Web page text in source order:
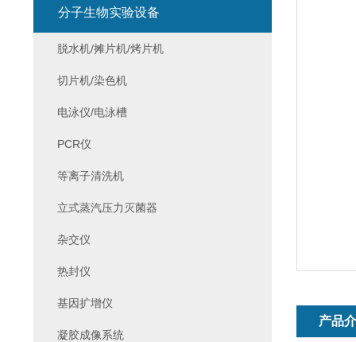
产品
分子生物实验设备
脱水机/摊片机/烤片机
切片机/染色机
电泳仪/电泳槽
PCR仪
等离子清洗机
立式蒸汽压力灭菌器
杂交仪
热封仪
基因扩增仪
凝胶成像系统